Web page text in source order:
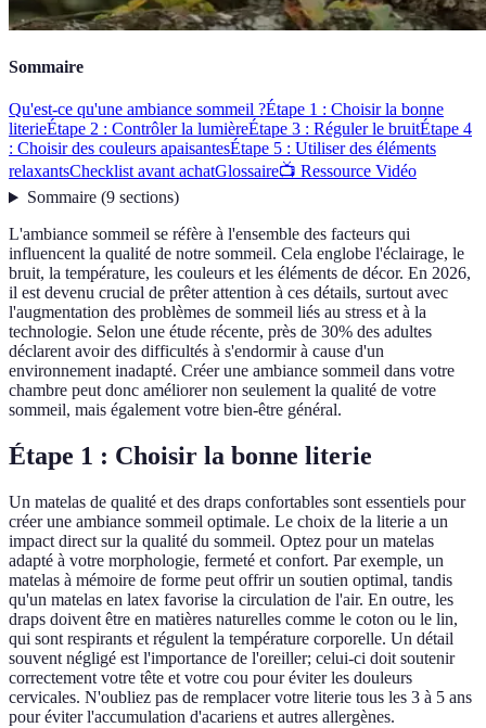
Sommaire
Qu'est-ce qu'une ambiance sommeil ?Étape 1 : Choisir la bonne
literieÉtape 2 : Contrôler la lumièreÉtape 3 : Réguler le bruitÉtape 4
: Choisir des couleurs apaisantesÉtape 5 : Utiliser des éléments
relaxantsChecklist avant achatGlossaire📺 Ressource Vidéo
Sommaire(9 sections)
L'ambiance sommeil se réfère à l'ensemble des facteurs qui
influencent la qualité de notre sommeil. Cela englobe l'éclairage, le
bruit, la température, les couleurs et les éléments de décor. En 2026,
il est devenu crucial de prêter attention à ces détails, surtout avec
l'augmentation des problèmes de sommeil liés au stress et à la
technologie. Selon une étude récente, près de 30% des adultes
déclarent avoir des difficultés à s'endormir à cause d'un
environnement inadapté. Créer une ambiance sommeil dans votre
chambre peut donc améliorer non seulement la qualité de votre
sommeil, mais également votre bien-être général.
Étape 1 : Choisir la bonne literie
Un matelas de qualité et des draps confortables sont essentiels pour
créer une ambiance sommeil optimale. Le choix de la literie a un
impact direct sur la qualité du sommeil. Optez pour un matelas
adapté à votre morphologie, fermeté et confort. Par exemple, un
matelas à mémoire de forme peut offrir un soutien optimal, tandis
qu'un matelas en latex favorise la circulation de l'air. En outre, les
draps doivent être en matières naturelles comme le coton ou le lin,
qui sont respirants et régulent la température corporelle. Un détail
souvent négligé est l'importance de l'oreiller; celui-ci doit soutenir
correctement votre tête et votre cou pour éviter les douleurs
cervicales. N'oubliez pas de remplacer votre literie tous les 3 à 5 ans
pour éviter l'accumulation d'acariens et autres allergènes.